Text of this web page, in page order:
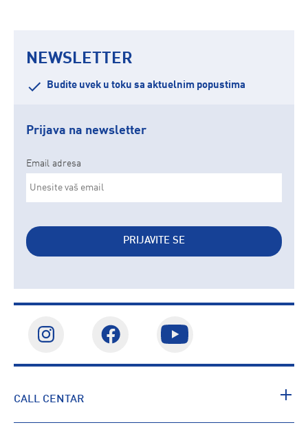
NEWSLETTER
Budite uvek u toku sa aktuelnim popustima
Prijava na newsletter
Email adresa
PRIJAVITE SE
CALL CENTAR